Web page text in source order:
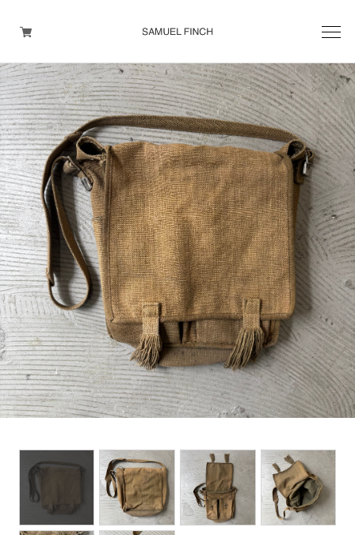
Men's
Maison Martin Margiela
Helmut Lang
Yohji Yamamoto
Other brands
TOPS
OUTER WEAR
BOTTOMS
DESIGNERS ARCHIVES